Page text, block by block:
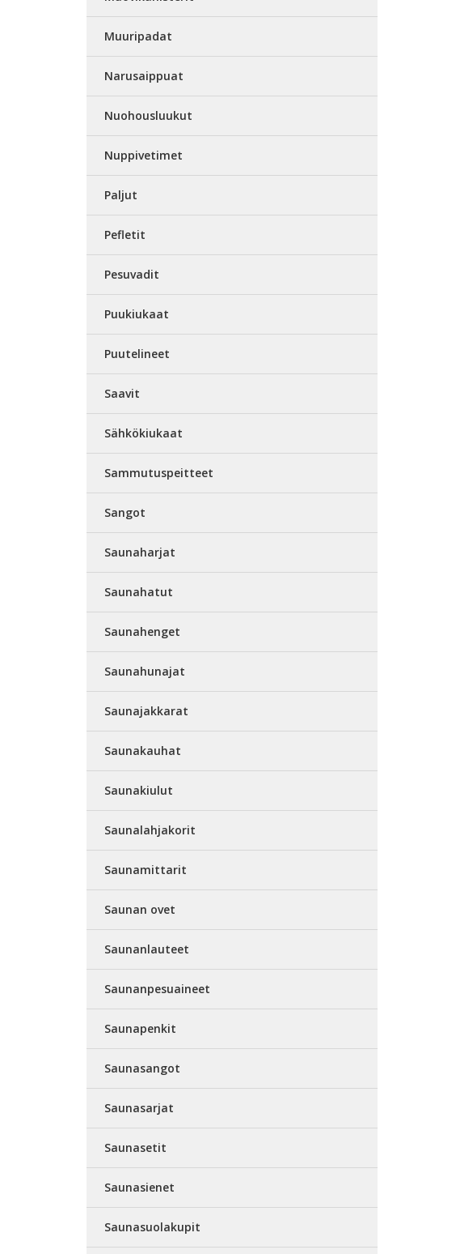
Muuripadat
Narusaippuat
Nuohousluukut
Nuppivetimet
Paljut
Pefletit
Pesuvadit
Puukiukaat
Puutelineet
Saavit
Sähkökiukaat
Sammutuspeitteet
Sangot
Saunaharjat
Saunahatut
Saunahenget
Saunahunajat
Saunajakkarat
Saunakauhat
Saunakiulut
Saunalahjakorit
Saunamittarit
Saunan ovet
Saunanlauteet
Saunanpesuaineet
Saunapenkit
Saunasangot
Saunasarjat
Saunasetit
Saunasienet
Saunasuolakupit